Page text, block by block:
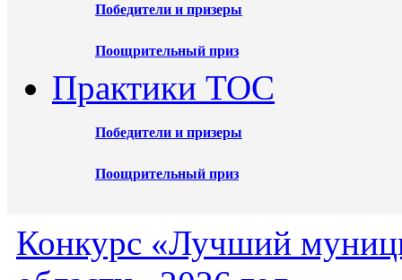
Победители и призеры
Поощрительный приз
Практики ТОС
Победители и призеры
Поощрительный приз
Конкурс «Лучший